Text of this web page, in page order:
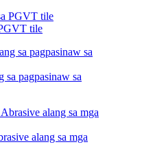
tile
sa pagpasinaw sa
alang sa mga